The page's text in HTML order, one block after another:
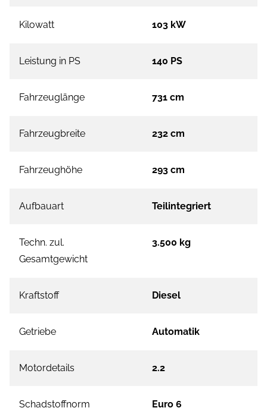
Kilowatt 103 kW
Leistung in PS 140 PS
Fahrzeuglänge 731 cm
Fahrzeugbreite 232 cm
Fahrzeughöhe 293 cm
Aufbauart Teilintegriert
Techn. zul.
Gesamtgewicht
3.500 kg
Kraftstoff Diesel
Getriebe Automatik
Motordetails 2.2
Schadstoffnorm Euro 6